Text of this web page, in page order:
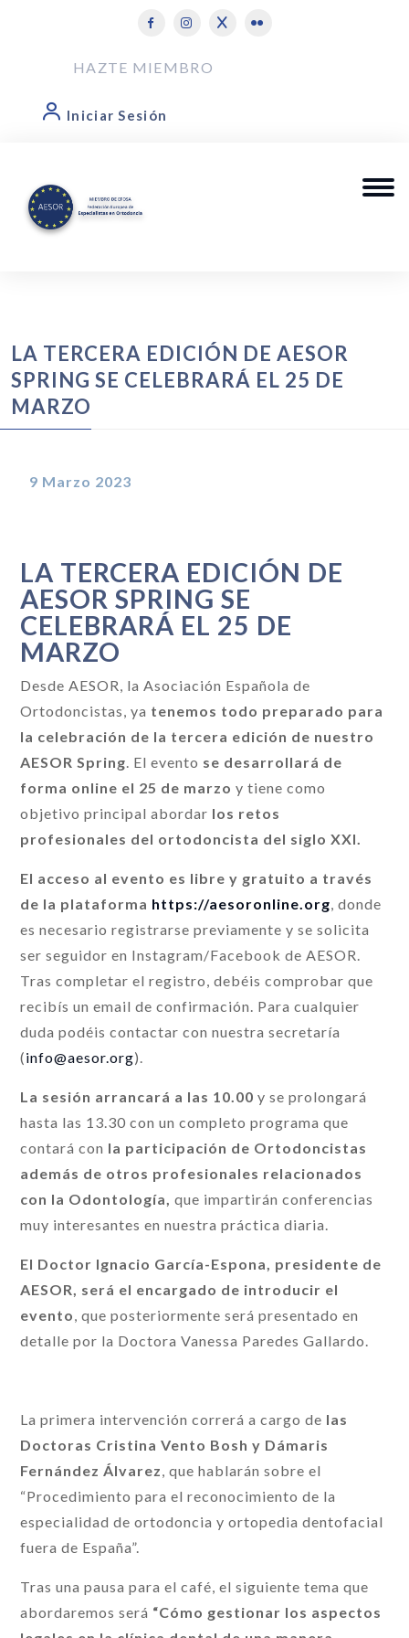
HAZTE MIEMBRO
Iniciar Sesión
LA TERCERA EDICIÓN DE AESOR
SPRING SE CELEBRARÁ EL 25 DE
MARZO
9 Marzo 2023
LA TERCERA EDICIÓN DE
AESOR SPRING SE
CELEBRARÁ EL 25 DE
MARZO
Desde AESOR, la Asociación Española de
Ortodoncistas, ya tenemos todo preparado para
la celebración de la tercera edición de nuestro
AESOR Spring. El evento se desarrollará de
forma online el 25 de marzo y tiene como
objetivo principal abordar los retos
profesionales del ortodoncista del siglo XXI.
El acceso al evento es libre y gratuito a través
de la plataforma https://aesoronline.org, donde
es necesario registrarse previamente y se solicita
ser seguidor en Instagram/Facebook de AESOR.
Tras completar el registro, debéis comprobar que
recibís un email de confirmación. Para cualquier
duda podéis contactar con nuestra secretaría
(info@aesor.org).
La sesión arrancará a las 10.00 y se prolongará
hasta las 13.30 con un completo programa que
contará con la participación de Ortodoncistas
además de otros profesionales relacionados
con la Odontología, que impartirán conferencias
muy interesantes en nuestra práctica diaria.
El Doctor Ignacio García-Espona, presidente de
AESOR, será el encargado de introducir el
evento, que posteriormente será presentado en
detalle por la Doctora Vanessa Paredes Gallardo.
La primera intervención correrá a cargo de las
Doctoras Cristina Vento Bosh y Dámaris
Fernández Álvarez, que hablarán sobre el
“Procedimiento para el reconocimiento de la
especialidad de ortodoncia y ortopedia dentofacial
fuera de España”.
Tras una pausa para el café, el siguiente tema que
abordaremos será “Cómo gestionar los aspectos